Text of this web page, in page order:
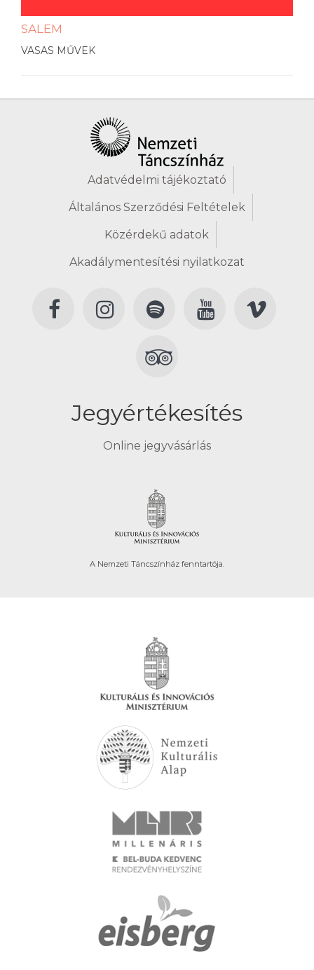
SALEM
VASAS MŰVEK
Adatvédelmi tájékoztató
Általános Szerződési Feltételek
Közérdekű adatok
Akadálymentesítési nyilatkozat
Jegyértékesítés
Online jegyvásárlás
A Nemzeti Táncszínház fenntartója.